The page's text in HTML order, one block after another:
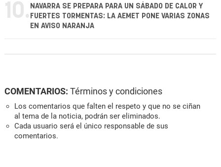
10. NAVARRA SE PREPARA PARA UN SÁBADO DE CALOR Y
FUERTES TORMENTAS: LA AEMET PONE VARIAS ZONAS
EN AVISO NARANJA
COMENTARIOS: Términos y condiciones
Los comentarios que falten el respeto y que no se ciñan
al tema de la noticia, podrán ser eliminados.
Cada usuario será el único responsable de sus
comentarios.